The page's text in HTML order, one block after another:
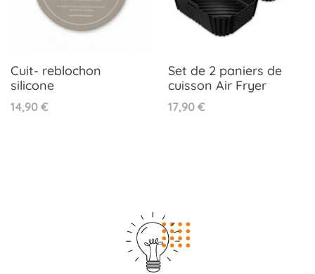
Cuit- reblochon
silicone
Prix
14,90 €
Set de 2 paniers de
cuisson Air Fryer
Prix
17,90 €